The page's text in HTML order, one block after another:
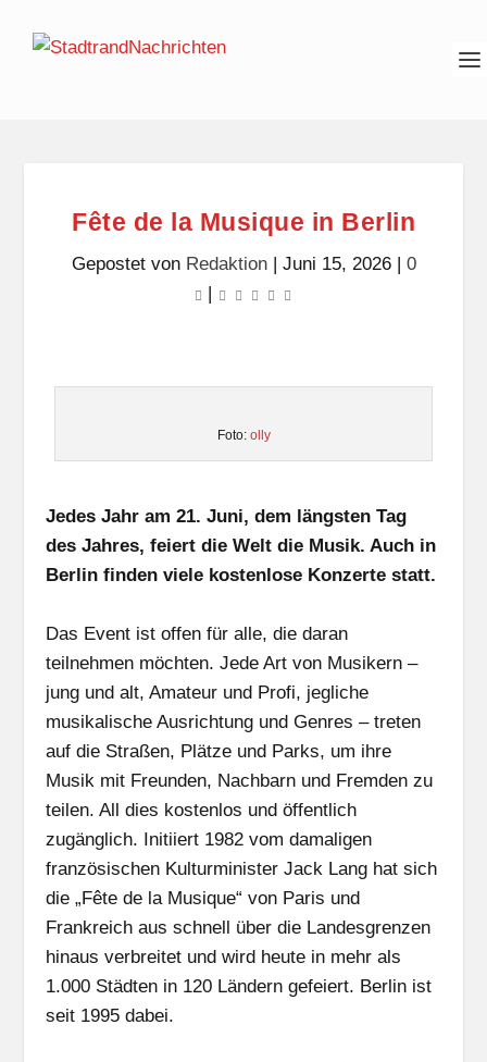
Fête de la Musique in Berlin
Gepostet von Redaktion| Juni 15, 2026| 0
|
Foto: olly
Jedes Jahr am 21. Juni, dem längsten Tag
des Jahres, feiert die Welt die Musik. Auch in
Berlin finden viele kostenlose Konzerte statt.
Das Event ist offen für alle, die daran
teilnehmen möchten. Jede Art von Musikern –
jung und alt, Amateur und Profi, jegliche
musikalische Ausrichtung und Genres – treten
auf die Straßen, Plätze und Parks, um ihre
Musik mit Freunden, Nachbarn und Fremden zu
teilen. All dies kostenlos und öffentlich
zugänglich. Initiiert 1982 vom damaligen
französischen Kulturminister Jack Lang hat sich
die „Fête de la Musique“ von Paris und
Frankreich aus schnell über die Landesgrenzen
hinaus verbreitet und wird heute in mehr als
1.000 Städten in 120 Ländern gefeiert. Berlin ist
seit 1995 dabei.